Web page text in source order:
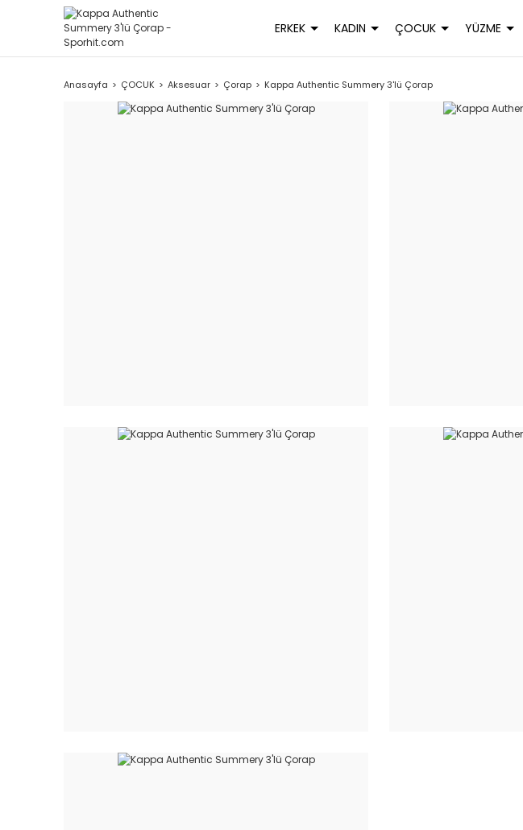
ERKEK KADIN ÇOCUK YÜZME
Anasayfa ÇOCUK Aksesuar Çorap Kappa Authentic Summery 3'lü Çorap